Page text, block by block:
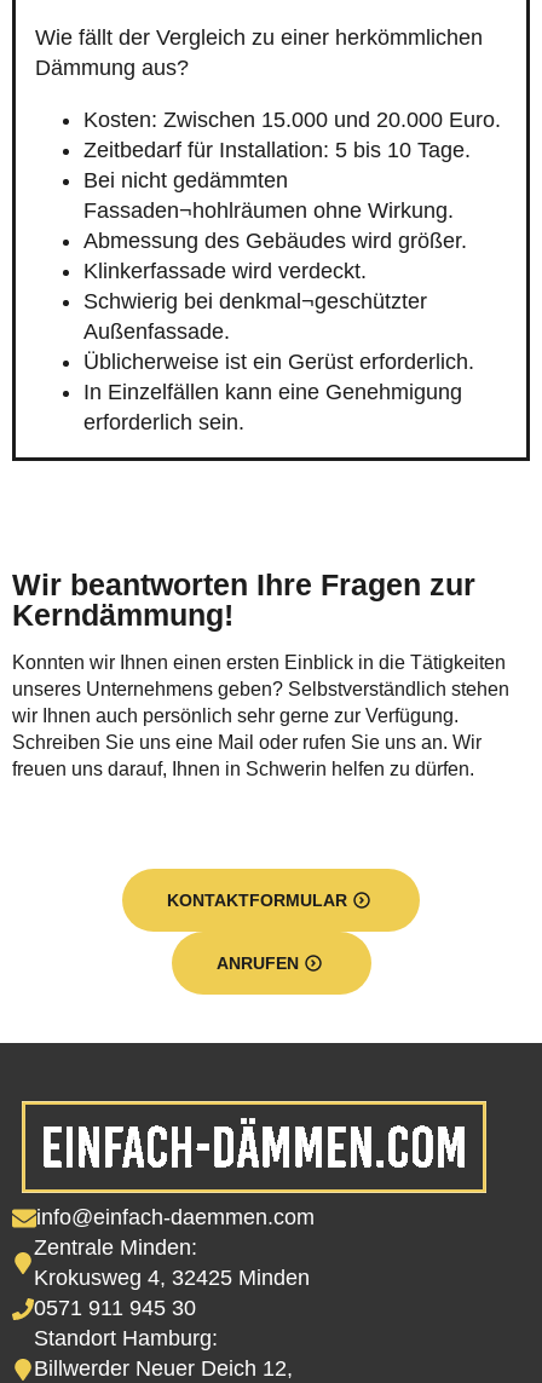
Wie fällt der Vergleich zu einer herkömmlichen
Dämmung aus?
Kosten: Zwischen 15.000 und 20.000 Euro.
Zeitbedarf für Installation: 5 bis 10 Tage.
Bei nicht gedämmten
Fassaden¬hohlräumen ohne Wirkung.
Abmessung des Gebäudes wird größer.
Klinkerfassade wird verdeckt.
Schwierig bei denkmal¬geschützter
Außenfassade.
Üblicherweise ist ein Gerüst erforderlich.
In Einzelfällen kann eine Genehmigung
erforderlich sein.
Wir beantworten Ihre Fragen zur
Kerndämmung!
Konnten wir Ihnen einen ersten Einblick in die Tätigkeiten
unseres Unternehmens geben? Selbstverständlich stehen
wir Ihnen auch persönlich sehr gerne zur Verfügung.
Schreiben Sie uns eine Mail oder rufen Sie uns an. Wir
freuen uns darauf, Ihnen in Schwerin helfen zu dürfen.
KONTAKTFORMULAR
ANRUFEN
info@einfach-daemmen.com
Zentrale Minden:
Krokusweg 4, 32425 Minden
0571 911 945 30
Standort Hamburg:
Billwerder Neuer Deich 12,